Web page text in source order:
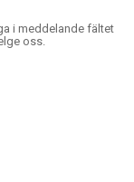
i meddelande fältet
oss.